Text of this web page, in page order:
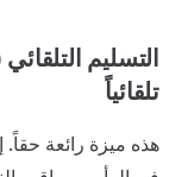
تلقائياً